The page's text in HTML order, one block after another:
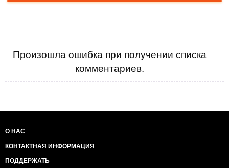
Произошла ошибка при получении списка
комментариев.
О НАС
КОНТАКТНАЯ ИНФОРМАЦИЯ
ПОДДЕРЖАТЬ